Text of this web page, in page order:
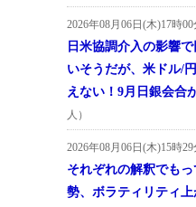
2026年08月06日(木)17時00
日米協調介入の影響
いそうだが、米ドル/
えない！9月日銀会合
人）
2026年08月06日(木)15時29
それぞれの解釈でも
勢、ボラティリティ